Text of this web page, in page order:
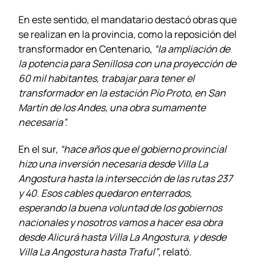
En este sentido, el mandatario destacó obras que
se realizan en la provincia, como la reposición del
transformador en Centenario, “la ampliación de
la potencia para Senillosa con una proyección de
60 mil habitantes, trabajar para tener el
transformador en la estación Pío Proto, en San
Martín de los Andes, una obra sumamente
necesaria”.
En el sur, “hace años que el gobierno provincial
hizo una inversión necesaria desde Villa La
Angostura hasta la intersección de las rutas 237
y 40. Esos cables quedaron enterrados,
esperando la buena voluntad de los gobiernos
nacionales y nosotros vamos a hacer esa obra
desde Alicurá hasta Villa La Angostura, y desde
Villa La Angostura hasta Traful”, relató.